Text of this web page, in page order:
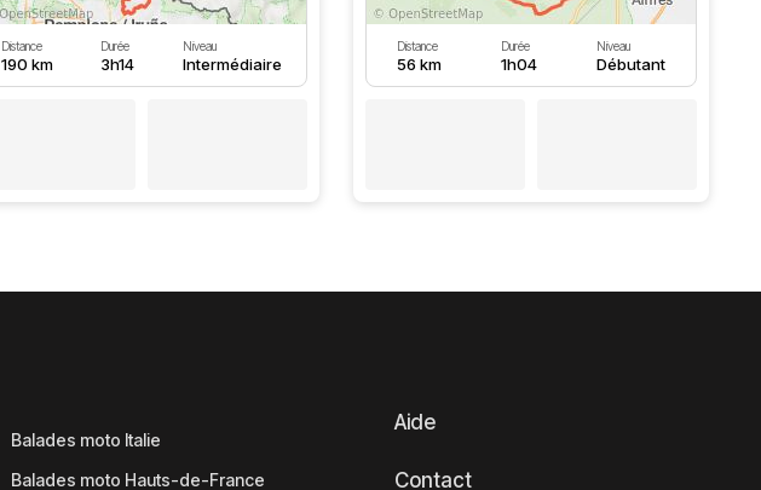
Distance
190 km
Durée
3h14
Niveau
Intermédiaire
Distance
56 km
Durée
1h04
Niveau
Débutant
Balades moto Italie
Balades moto Hauts-de-France
Aide
Contact